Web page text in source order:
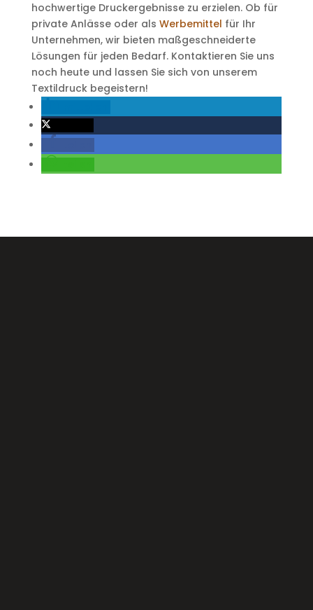
hochwertige Druckergebnisse zu erzielen. Ob für
private Anlässe oder als Werbemittel für Ihr
Unternehmen, wir bieten maßgeschneiderte
Lösungen für jeden Bedarf. Kontaktieren Sie uns
noch heute und lassen Sie sich von unserem
Textildruck begeistern!